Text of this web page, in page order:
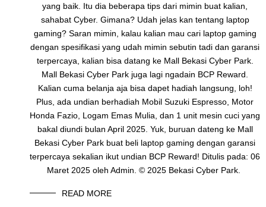
yang baik. Itu dia beberapa tips dari mimin buat kalian,
sahabat Cyber. Gimana? Udah jelas kan tentang laptop
gaming? Saran mimin, kalau kalian mau cari laptop gaming
dengan spesifikasi yang udah mimin sebutin tadi dan garansi
terpercaya, kalian bisa datang ke Mall Bekasi Cyber Park.
Mall Bekasi Cyber Park juga lagi ngadain BCP Reward.
Kalian cuma belanja aja bisa dapet hadiah langsung, loh!
Plus, ada undian berhadiah Mobil Suzuki Espresso, Motor
Honda Fazio, Logam Emas Mulia, dan 1 unit mesin cuci yang
bakal diundi bulan April 2025. Yuk, buruan dateng ke Mall
Bekasi Cyber Park buat beli laptop gaming dengan garansi
terpercaya sekalian ikut undian BCP Reward! Ditulis pada: 06
Maret 2025 oleh Admin. © 2025 Bekasi Cyber Park.
READ MORE